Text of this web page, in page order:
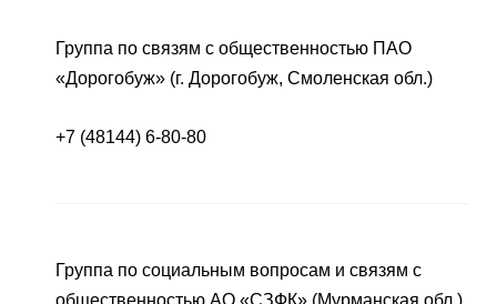
Группа по связям с общественностью ПАО
«Дорогобуж» (г. Дорогобуж, Смоленская обл.)
+7 (48144) 6-80-80
Группа по социальным вопросам и связям с
общественностью АО «СЗФК» (Мурманская обл.)